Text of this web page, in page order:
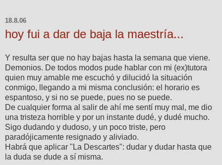
18.8.06
hoy fui a dar de baja la maestría...
Y resulta ser que no hay bajas hasta la semana que viene.
Demonios. De todos modos pude hablar con mi (ex)tutora
quien muy amable me escuchó y dilucidó la situación
conmigo, llegando a mi misma conclusión: el horario es
espantoso, y si no se puede, pues no se puede.
De cualquier forma al salir de ahí me sentí muy mal, me dio
una tristeza horrible y por un instante dudé, y dudé mucho.
Sigo dudando y dudoso, y un poco triste, pero
paradójicamente resignado y aliviado.
Habrá que aplicar "La Descartes": dudar y dudar hasta que
la duda se dude a sí misma.